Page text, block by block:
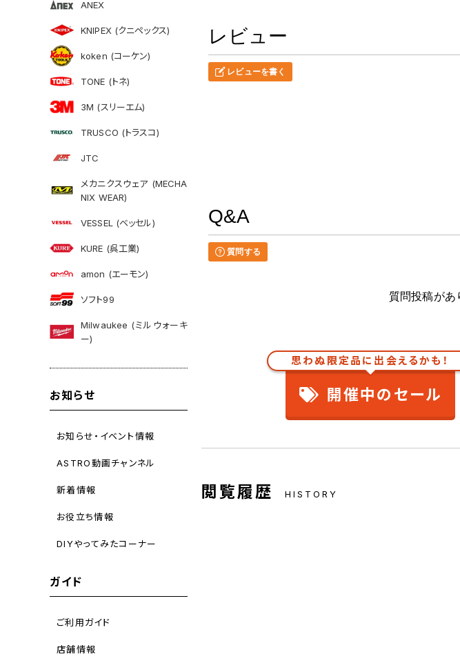
ANEX
KNIPEX (クニペックス)
koken (コーケン)
TONE (トネ)
3M (スリーエム)
TRUSCO (トラスコ)
JTC
メカニクスウェア (MECHA
NIX WEAR)
VESSEL (ベッセル)
KURE (呉工業)
amon (エーモン)
ソフト99
Milwaukee (ミルウォーキ
ー)
お知らせ
お知らせ・イベント情報
ASTRO動画チャンネル
新着情報
お役立ち情報
DIYやってみたコーナー
ガイド
ご利用ガイド
店舗情報
レビュー
レビューを書く
Q&A
質問する
質問投稿があ
思わぬ限定品に出会えるかも！
開催中のセール
閲覧履歴 HISTORY